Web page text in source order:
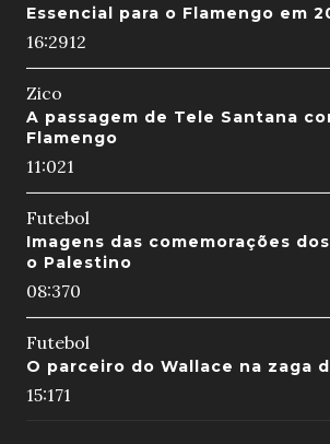
Essencial para o Flamengo em
16:2912
Zico
A passagem de Tele Santana
Flamengo
11:021
Futebol
Imagens das comemorações
o Palestino
08:370
Futebol
O parceiro do Wallace na zaga
15:171